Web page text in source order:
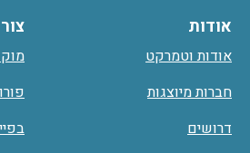
אודות
אודות וטמרקט
חברות מיוצגות
דרושים
מוקד